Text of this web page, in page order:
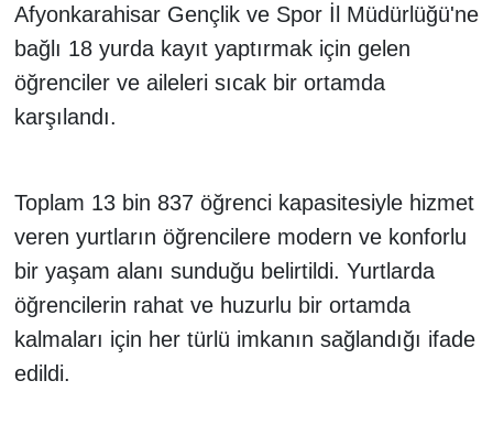
Afyonkarahisar Gençlik ve Spor İl Müdürlüğü'ne
bağlı 18 yurda kayıt yaptırmak için gelen
öğrenciler ve aileleri sıcak bir ortamda
karşılandı.
Toplam 13 bin 837 öğrenci kapasitesiyle hizmet
veren yurtların öğrencilere modern ve konforlu
bir yaşam alanı sunduğu belirtildi. Yurtlarda
öğrencilerin rahat ve huzurlu bir ortamda
kalmaları için her türlü imkanın sağlandığı ifade
edildi.